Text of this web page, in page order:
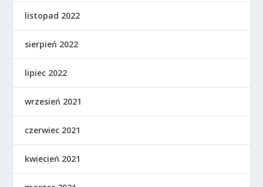
listopad 2022
sierpień 2022
lipiec 2022
wrzesień 2021
czerwiec 2021
kwiecień 2021